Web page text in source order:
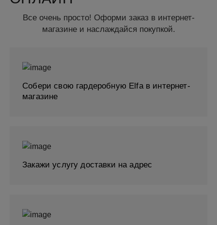
Все очень просто! Оформи заказ в интернет-
магазине и наслаждайся покупкой.
Собери свою гардеробную Elfa в интернет-
магазине
Закажи услугу доставки на адрес